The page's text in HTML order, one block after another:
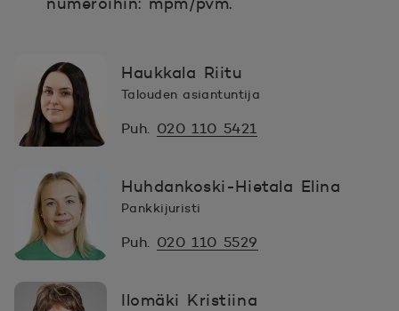
Haukkala Riitu
Talouden asiantuntija
Puh. 020 110 5421
Huhdankoski-Hietala Elina
Pankkijuristi
Puh. 020 110 5529
Ilomäki Kristiina